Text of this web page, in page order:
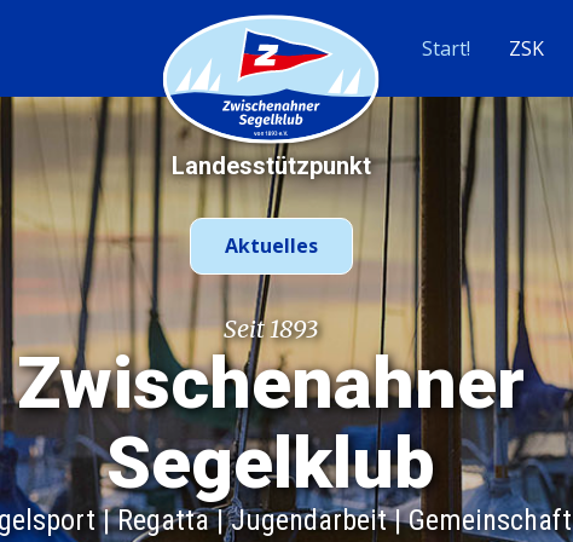
Start! ZSK
Landesstützpunkt
Aktuelles
Seit 1893
Zwischenahner
Segelklub
| Regatta | Jugendarbeit | Gemeinschaft